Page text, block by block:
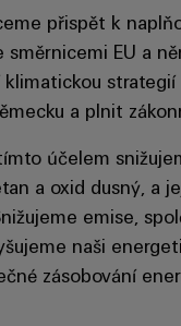
přispět k
EU a
strategií
a plnit
účelem
a oxid dusný, a
emise,
naši
zásobování